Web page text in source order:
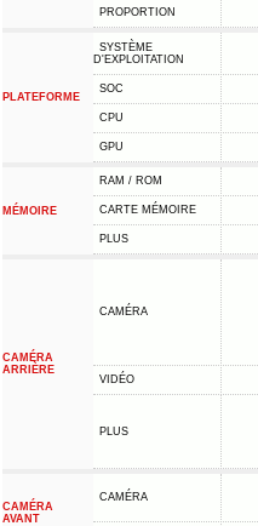
PROPORTION
PLATEFORME
SYSTÈME
D'EXPLOITATION
SOC
CPU
GPU
MÉMOIRE
RAM / ROM
CARTE MÉMOIRE
PLUS
CAMÉRA
ARRIÈRE
CAMÉRA
VIDÉO
PLUS
CAMÉRA
AVANT
CAMÉRA